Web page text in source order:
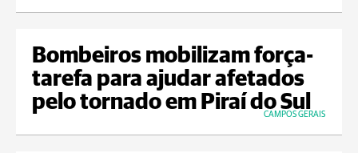
Bombeiros mobilizam força-
tarefa para ajudar afetados
pelo tornado em Piraí do Sul
CAMPOS GERAIS